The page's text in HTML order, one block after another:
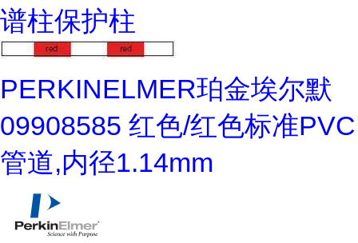
谱柱保护柱
PERKINELMER珀金埃尔默
09908585 红色/红色标准PVC
管道,内径1.14mm